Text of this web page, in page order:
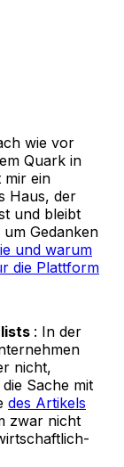
wie vor
Quark in
mir ein
Haus, der
und bleibt
Gedanken
und warum
die Plattform
: In der
nicht,
Sache mit
des Artikels
zwar nicht